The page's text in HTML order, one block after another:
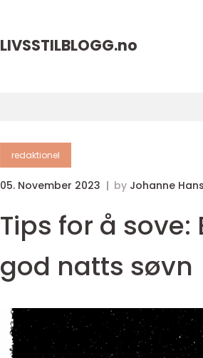
LIVSSTILBLOGG.no
redaktionel
05. November 2023 by Johanne
Tips for å
god natts søvn